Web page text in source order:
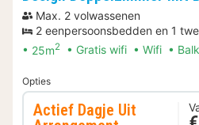
Max. 2 volwassenen
2 eenpersoonsbedden en 1
25m2 Gratis wifi Wifi
Opties
Actief Dagje Uit